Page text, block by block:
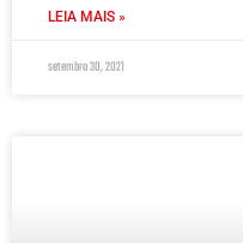
LEIA MAIS »
setembro 30, 2021